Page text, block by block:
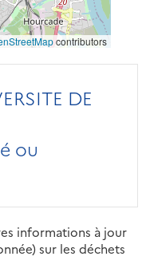
contributors
DE
ou
informations à jour
sur les déchets